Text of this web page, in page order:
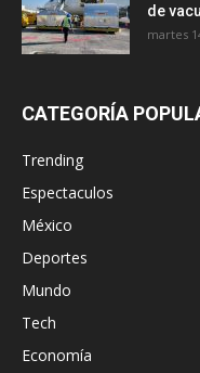
de
martes
CATEGORÍA
Trending
Espectaculos
México
Deportes
Mundo
Tech
Economía